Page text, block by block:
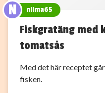
N nilma65
Fiskgratäng med
tomatsås
Med det här receptet
fisken.